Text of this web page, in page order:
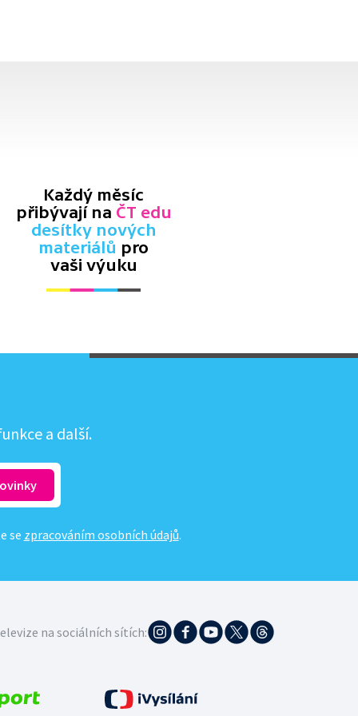
Každý měsíc
přibývají na ČT edu
desítky nových
materiálů pro
vaši výuku
a další.
se zpracováním osobních údajů.